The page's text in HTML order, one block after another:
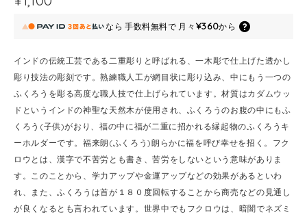
なら 手数料無料で 月々 ¥360から
インドの伝統工芸である二重彫りと呼ばれる、一木彫で仕上げた透かし
彫り技法の彫刻です。熟練職人工が網目状に彫り込み、中にもう一つの
ふくろうを彫る高度な職人技で仕上げられています。材質はカダムウッ
ドというインドの神聖な天然木が使用され、ふくろうのお腹の中にもふ
くろう(子供)がおり、福の中に福が二重に招かれる縁起物のふくろうキ
ーホルダーです。福来朗(ふくろう)朗らかに福を呼び幸せを招く。フク
ロウとは、漢字で不苦労とも書き、苦労をしないという意味がありま
す。このことから、学力アップや金運アップなどの効果があるといわ
れ、また、ふくろうは首が１８０度回転することから商売などの見通し
が良くなるとも言われています。世界中でもフクロウは、暗闇でネズミ